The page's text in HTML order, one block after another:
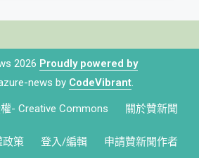
2026 Proudly powered by
news by CodeVibrant.
- Creative Commons 關於贊新聞
政策 登入/編輯 申請贊新聞作者